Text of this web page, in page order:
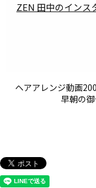
ZEN 田中のインス
ヘアアレンジ動画
早朝の